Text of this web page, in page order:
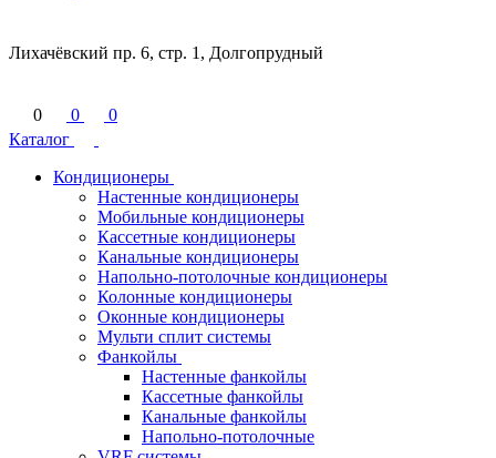
Лихачёвский пр. 6, стр. 1, Долгопрудный
0 0
0
Каталог
Кондиционеры
Настенные кондиционеры
Мобильные кондиционеры
Кассетные кондиционеры
Канальные кондиционеры
Напольно-потолочные кондиционеры
Колонные кондиционеры
Оконные кондиционеры
Мульти сплит системы
Фанкойлы
Настенные фанкойлы
Кассетные фанкойлы
Канальные фанкойлы
Напольно-потолочные